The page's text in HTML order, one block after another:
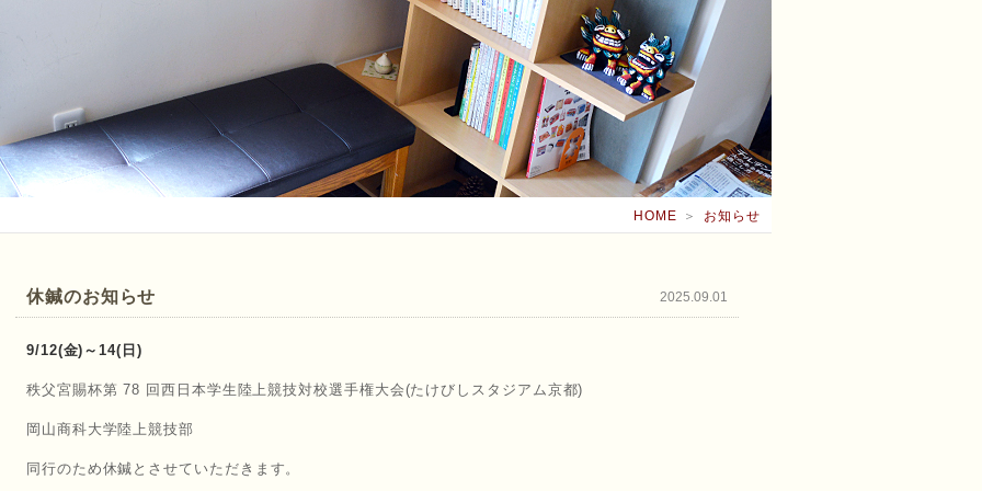
HOME ＞ お知らせ
2025.09.01
休鍼のお知らせ
9/12(金)～14(日)
秩父宮賜杯第 78 回西日本学生陸上競技対校選手権大会(たけびしスタジアム京都)
岡山商科大学陸上競技部
同行のため休鍼とさせていただきます。